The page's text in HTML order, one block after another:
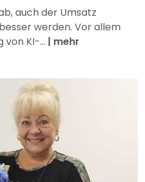
auch der Umsatz
werden. Vor allem
KI-... | mehr